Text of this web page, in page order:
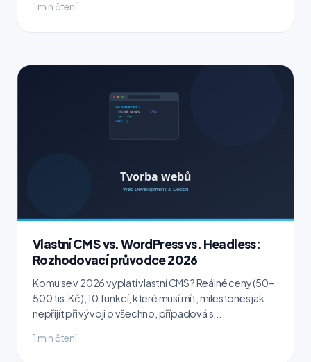
1 min čtení
Vlastní CMS vs. WordPress vs. Headless:
Rozhodovací průvodce 2026
Komu se v 2026 vyplatí vlastní CMS? Reálné ceny (50–
500 tis. Kč), 10 funkcí, které musí mít, milestones jak
nepřijít při vývoji o všechno, případová s...
1 min čtení